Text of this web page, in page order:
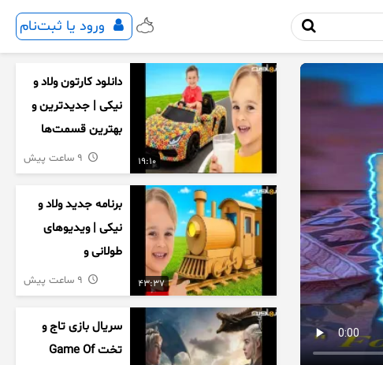
ورود یا ثبت‌نام
19:10
دانلود کارتون ولاد و
نیکی | جدیدترین و
بهترین قسمت‌ها
43:37
برنامه جدید ولاد و
نیکی | ویدیوهای
طولانی و
سرگرم‌کننده کودکان
سریال بازی تاج و
تخت Game Of